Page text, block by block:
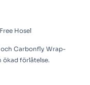
och Carbonfly Wrap-
förlåtelse.